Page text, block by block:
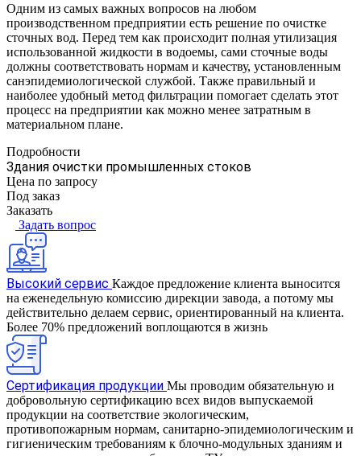
Одним из самых важных вопросов на любом
производственном предприятии есть решение по очистке
сточных вод. Перед тем как происходит полная утилизация
использованной жидкости в водоемы, сами сточные воды
должны соответствовать нормам и качеству, установленным
санэпидемиологической службой. Также правильный и
наиболее удобный метод фильтрации помогает сделать этот
процесс на предприятии как можно менее затратным в
материальном плане.
Подробности
Здания очистки промышленных стоков
Цена по запросу
Под заказ
Заказать
Задать вопрос
Высокий сервис Каждое предложение клиента выносится
на еженедельную комиссию дирекции завода, а потому мы
действительно делаем сервис, ориентированный на клиента.
Более 70% предложений воплощаются в жизнь
Сертификация продукции Мы проводим обязательную и
добровольную сертификацию всех видов выпускаемой
продукции на соответствие экологическим,
противопожарным нормам, санитарно-эпидемиологическим и
гигиеническим требованиям к блочно-модульных зданиям и